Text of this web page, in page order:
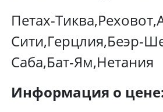
Петах-
Сити,Герцлия,Беэр-
Саба,Бат-Ям,Нетания
Информация о